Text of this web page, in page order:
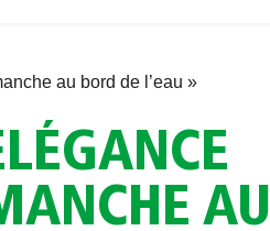
au bord de l’eau »
AU